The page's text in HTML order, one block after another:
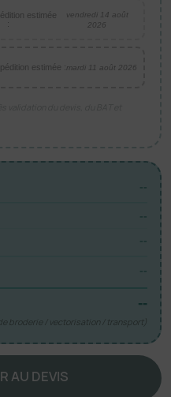
estimée
:
vendredi 14 août
2026
estimée :mardi 11 août 2026
--
--
--
--
--
broderie / vectorisation / transport)
AU DEVIS